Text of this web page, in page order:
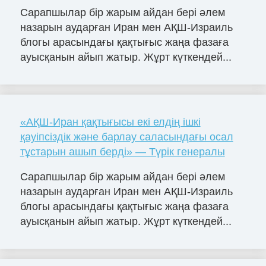
Сарапшылар бір жарым айдан бері әлем
назарын аударған Иран мен АҚШ-Израиль
блогы арасындағы қақтығыс жаңа фазаға
ауысқанын айып жатыр. Жұрт күткендей...
«АҚШ-Иран қақтығысы екі елдің ішкі
қауіпсіздік және барлау саласындағы осал
тұстарын ашып берді» — Түрік генералы
Сарапшылар бір жарым айдан бері әлем
назарын аударған Иран мен АҚШ-Израиль
блогы арасындағы қақтығыс жаңа фазаға
ауысқанын айып жатыр. Жұрт күткендей...